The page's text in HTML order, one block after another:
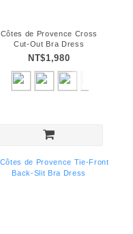
Côtes de Provence Cross
Cut-Out Bra Dress
NT$1,980